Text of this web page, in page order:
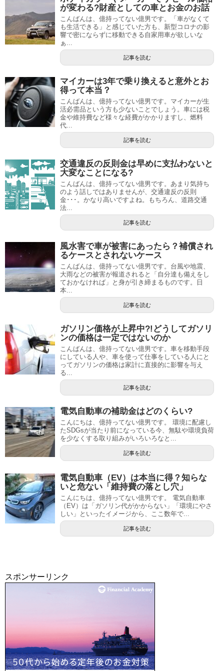
が変わる?財産としての車とお金のお話
こんばんは、億持ってない億男です。「車がなくて
も生活できる」と感じていた方も、新型コロナの影
響で密にならずに移動できる自家用車が欲しいな
ぁ...
記事を読む
マイカーは3年で乗り換えると意外とお
得って本当？
こんばんは、億持ってない億男です。マイカーが生
活必需品という方も少ないことでしょう。車には税
金や維持費など様々な経費がかかりますし、燃料
代...
記事を読む
交通違反の反則金は早めに支払わないと
大変なことになる?
こんばんは、億持ってない億男です。あまり気持ち
のよう話しではありませんが、交通違反の反則
金･･･。かなり高いですよね。もちろん、道路交通
法...
記事を読む
風水害で車が被害にあったら？補償され
るケースとされないケース
こんばんは、億持ってない億男です。台風や地震、
大雨などの被害が報道されると「自分達も備えをし
ておかなければ」と身が引き締まるものです。日
本...
記事を読む
ガソリン価格が上昇中?!どうしてガソリ
ンの価格は一定ではないのか
こんばんは、億持ってない億男です。車を移動手段
にしている人や、車を使って仕事をしている人にと
ってガソリンの価格は家計に直接的に影響を与え
る...
記事を読む
電気自動車の補助金はどのくらい?
こんにちは、億持ってない億男です。 環境に配慮し
たSDGsが当たり前になっている今、無駄や環境負荷
を少なくする取り組みがいろいろなと...
記事を読む
電気自動車（EV）は本当に得？知らな
いと危ない「維持費の落とし穴」
こんにちは、億持ってない億男です。 電気自動車
（EV）は「ガソリン代がかからない」「環境にやさ
しい」といったイメージから、ここ数年で...
記事を読む
スポンサーリンク